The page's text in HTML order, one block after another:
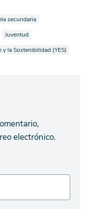
como
también etiquetadas
secundaria
etiquetadas como
Ver noticias también
Juventud
la Sostenibilidad (YES)
electrónico.